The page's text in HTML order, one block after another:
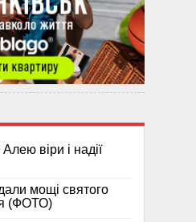
віри і надії
мощі святого
(ФОТО)